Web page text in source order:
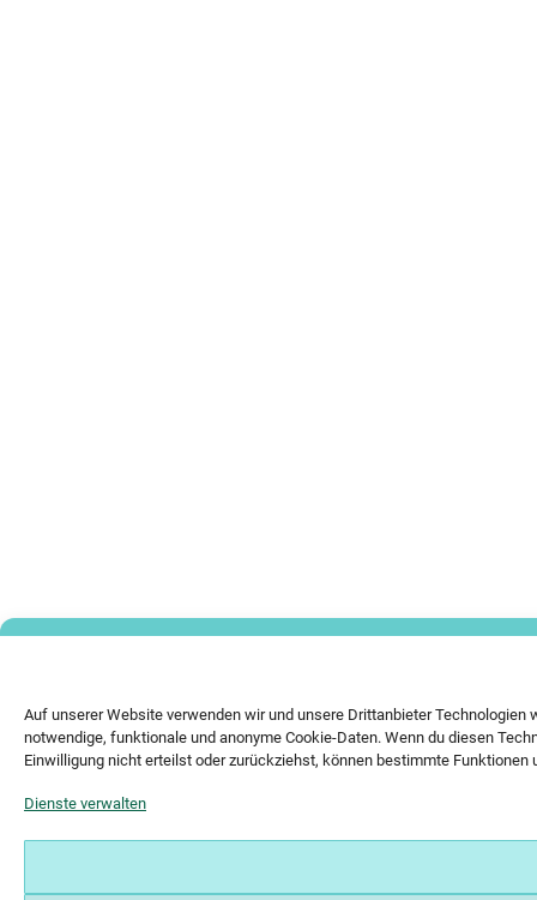
Auf unserer Website verwenden wir und unsere Drittanbieter
notwendige, funktionale und anonyme Cookie-Daten. Wenn du diesen
Einwilligung nicht erteilst oder zurückziehst, können bestimmte
Dienste verwalten